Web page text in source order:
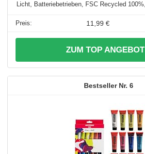
Licht, Batteriebetrieben, FSC Recycled
11,99 €
ZUM TOP
6